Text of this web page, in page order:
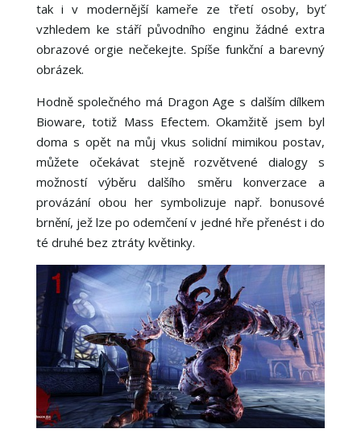
tak i v modernější kameře ze třetí osoby, byť
vzhledem ke stáří původního enginu žádné extra
obrazové orgie nečekejte. Spíše funkční a barevný
obrázek.
Hodně společného má Dragon Age s dalším dílkem
Bioware, totiž Mass Efectem. Okamžitě jsem byl
doma s opět na můj vkus solidní mimikou postav,
můžete očekávat stejně rozvětvené dialogy s
možností výběru dalšího směru konverzace a
provázání obou her symbolizuje např. bonusové
brnění, jež lze po odemčení v jedné hře přenést i do
té druhé bez ztráty květinky.